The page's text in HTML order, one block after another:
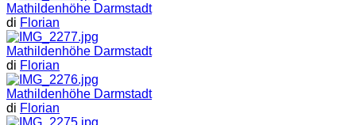
Mathildenhöhe Darmstadt
di Florian
Mathildenhöhe Darmstadt
di Florian
Mathildenhöhe Darmstadt
di Florian